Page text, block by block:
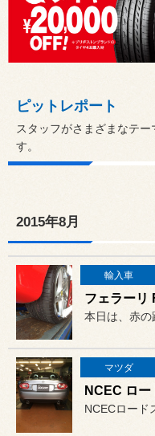
ピットレポート
スタッフがさまざまなテ
す。
2015年8月
輸入車
マツダ
NCEC ロ